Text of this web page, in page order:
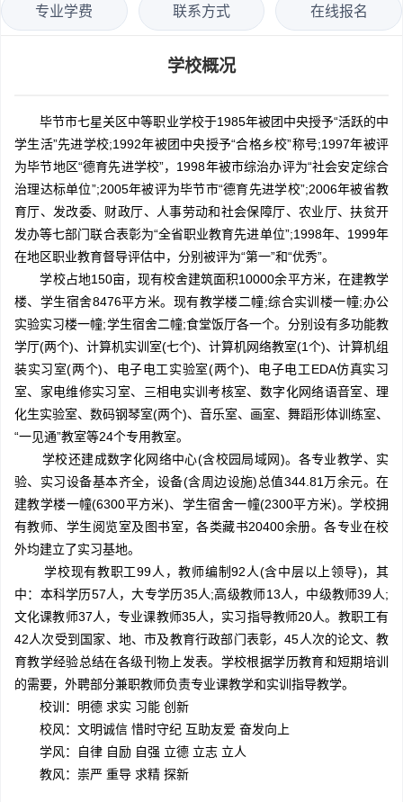
专业学费 联系方式 在线报名
学校概况
毕节市七星关区中等职业学校于1985年被团中央授予“活跃的中
学生活”先进学校;1992年被团中央授予“合格乡校”称号;1997年被评
为毕节地区“德育先进学校”，1998年被市综治办评为“社会安定综合
治理达标单位”;2005年被评为毕节市“德育先进学校”;2006年被省教
育厅、发改委、财政厅、人事劳动和社会保障厅、农业厅、扶贫开
发办等七部门联合表彰为“全省职业教育先进单位”;1998年、1999年
在地区职业教育督导评估中，分别被评为“第一”和“优秀”。
学校占地150亩，现有校舍建筑面积10000余平方米，在建教学
楼、学生宿舍8476平方米。现有教学楼二幢;综合实训楼一幢;办公
实验实习楼一幢;学生宿舍二幢;食堂饭厅各一个。分别设有多功能教
学厅(两个)、计算机实训室(七个)、计算机网络教室(1个)、计算机组
装实习室(两个)、电子电工实验室(两个)、电子电工EDA仿真实习
室、家电维修实习室、三相电实训考核室、数字化网络语音室、理
化生实验室、数码钢琴室(两个)、音乐室、画室、舞蹈形体训练室、
“一见通”教室等24个专用教室。
学校还建成数字化网络中心(含校园局域网)。各专业教学、实
验、实习设备基本齐全，设备(含周边设施)总值344.81万余元。在
建教学楼一幢(6300平方米)、学生宿舍一幢(2300平方米)。学校拥
有教师、学生阅览室及图书室，各类藏书20400余册。各专业在校
外均建立了实习基地。
学校现有教职工99人，教师编制92人(含中层以上领导)，其
中：本科学历57人，大专学历35人;高级教师13人，中级教师39人;
文化课教师37人，专业课教师35人，实习指导教师20人。教职工有
42人次受到国家、地、市及教育行政部门表彰，45人次的论文、教
育教学经验总结在各级刊物上发表。学校根据学历教育和短期培训
的需要，外聘部分兼职教师负责专业课教学和实训指导教学。
校训：明德 求实 习能 创新
校风：文明诚信 惜时守纪 互助友爱 奋发向上
学风：自律 自励 自强 立德 立志 立人
教风：崇严 重导 求精 探新